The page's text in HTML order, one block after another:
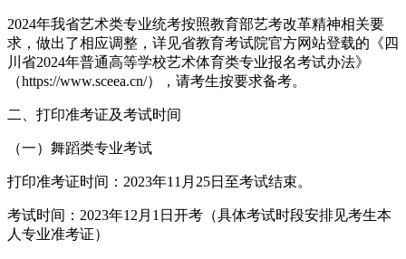
2024年我省艺术类专业统考按照教育部艺考改革精神相关要
求，做出了相应调整，详见省教育考试院官方网站登载的《四
川省2024年普通高等学校艺术体育类专业报名考试办法》
（https://www.sceea.cn/），请考生按要求备考。
二、打印准考证及考试时间
（一）舞蹈类专业考试
打印准考证时间：2023年11月25日至考试结束。
考试时间：2023年12月1日开考（具体考试时段安排见考生本
人专业准考证）